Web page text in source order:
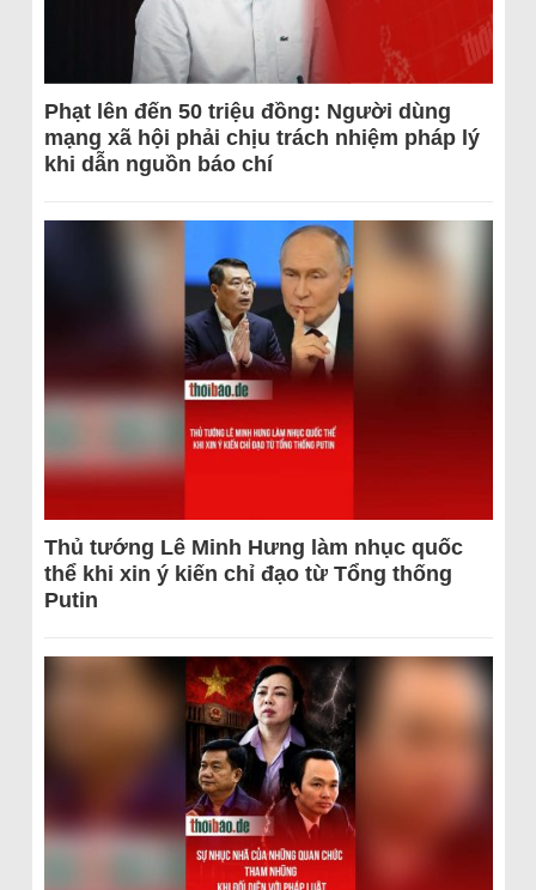
Phạt lên đến 50 triệu đồng: Người dùng
mạng xã hội phải chịu trách nhiệm pháp lý
khi dẫn nguồn báo chí
Thủ tướng Lê Minh Hưng làm nhục quốc
thể khi xin ý kiến chỉ đạo từ Tổng thống
Putin